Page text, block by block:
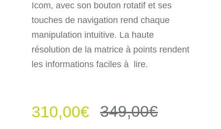
Icom, avec son bouton rotatif et ses
touches de navigation rend chaque
manipulation intuitive. La haute
résolution de la matrice à points rendent
les informations faciles à lire.
349,00€Le
310,00€
Le